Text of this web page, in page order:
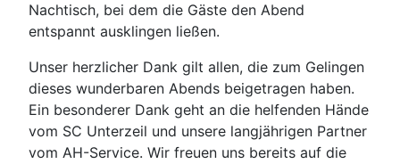
Nachtisch, bei dem die Gäste den Abend
entspannt ausklingen ließen.
Unser herzlicher Dank gilt allen, die zum Gelingen
dieses wunderbaren Abends beigetragen haben.
Ein besonderer Dank geht an die helfenden Hände
vom SC Unterzeil und unsere langjährigen Partner
vom AH-Service. Wir freuen uns bereits auf die